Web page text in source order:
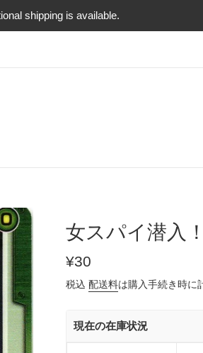
shipping is available.
女スパイ潜入
通
価
¥30
税込 配送料は購入手続き時に
現在の在庫状況